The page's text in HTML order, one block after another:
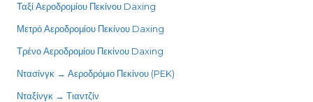
Ταξί Αεροδρομίου Πεκίνου Daxing
Μετρό Αεροδρομίου Πεκίνου Daxing
Τρένο Αεροδρομίου Πεκίνου Daxing
Ντασίνγκ → Αεροδρόμιο Πεκίνου (PEK)
Νταξίνγκ → Τιαντζίν